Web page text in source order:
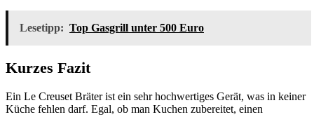
Lesetipp: Top Gasgrill unter 500 Euro
Kurzes Fazit
Ein Le Creuset Bräter ist ein sehr hochwertiges Gerät, was in keiner
Küche fehlen darf. Egal, ob man Kuchen zubereitet, einen